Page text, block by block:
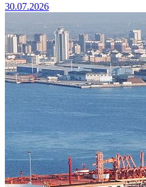
30.07.2026